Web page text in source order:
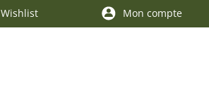
Wishlist Mon compte